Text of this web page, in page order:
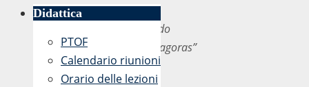
di
I°grado
“Pythagoras”
Si
Didattica
PTOF
Calendario riunioni
Orario delle lezioni